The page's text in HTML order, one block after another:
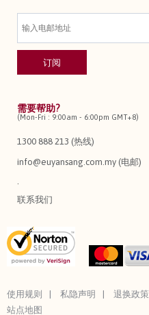
需要帮助?
(Mon-Fri : 9:00am - 6:00pm GMT+8)
1300 888 213 (热线)
info@euyansang.com.my (电邮)
联系我们
使用规则 私隐声明
退换政策
站点地图